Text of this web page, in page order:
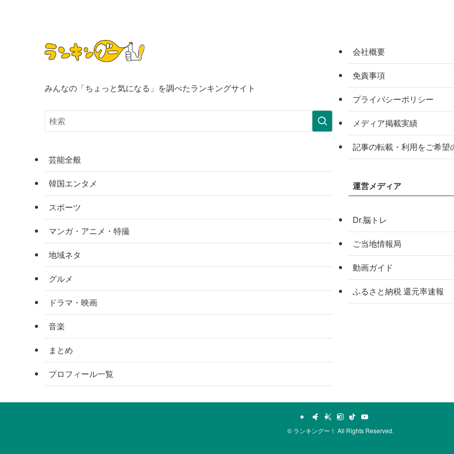
みんなの「ちょっと気になる」を調べたランキングサイト
芸能全般
韓国エンタメ
スポーツ
マンガ・アニメ・特撮
地域ネタ
グルメ
ドラマ・映画
音楽
まとめ
プロフィール一覧
会社概要
免責事項
プライバシーポリシー
メディア掲載実績
記事の転載・利用をご希望
運営メディア
Dr.脳トレ
ご当地情報局
動画ガイド
ふるさと納税 還元率速報
© ランキングー！ All Rights Reserved.